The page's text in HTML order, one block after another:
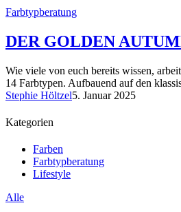
Farbtypberatung
DER GOLDEN
Wie viele von euch bereits wissen,
14 Farbtypen. Aufbauend auf den
Stephie Höltzel5. Januar 2025
Kategorien
Farben
Farbtypberatung
Lifestyle
Alle